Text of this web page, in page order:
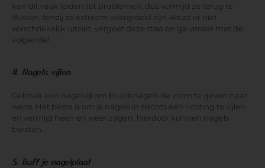
kan dit vaak leiden tot problemen, dus vermijd ze terug te
duwen, tenzij ze extreem overgroeid zijn. Als ze er niet
verschrikkelijk uitziet, vergeet deze stap en ga verder met de
volgende!
4. Nagels vijlen
Gebruik een nagelvijl om bruidsnagels de vorm te geven naar
wens. Het beste is om je nagels in slechts één richting te vijlen
en vermijd heen en weer zagen, hierdoor kunnen nagels
barsten.
5. Buff je nagelplaat